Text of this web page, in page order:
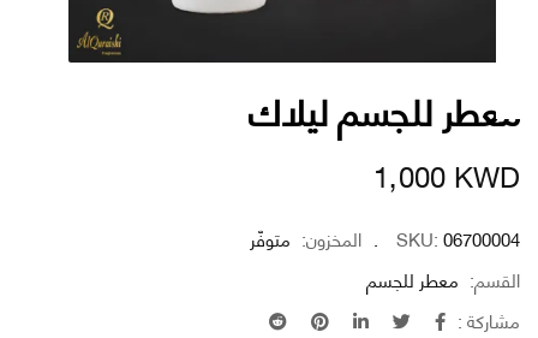
للجسم ليلاك
1٫000
SKU: المخزون: متوفّر
معطر للجسم
: